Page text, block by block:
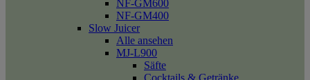
NF-GM600
NF-GM400
Slow Juicer
Alle ansehen
MJ-L900
Säfte
Cocktails & Getränke